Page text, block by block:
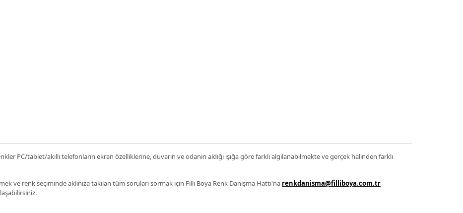
PC/tablet/akıllı telefonların ekran özelliklerine, duvarın ve odanın aldığı ışığa göre farklı algılanabilmekte ve gerçek halinden farklı
ve renk seçiminde aklınıza takılan tüm soruları sormak için Filli Boya Renk Danışma Hattı'na renkdanisma@filliboya.com.tr